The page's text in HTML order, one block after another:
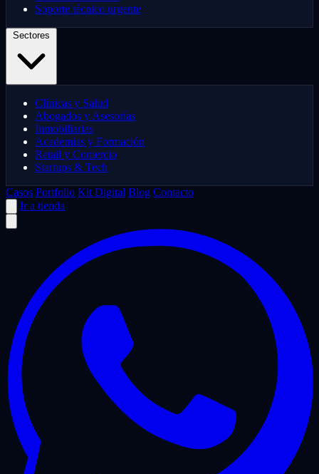
Soporte técnico urgente
Clínicas y Salud
Abogados y Asesorías
Inmobiliarias
Academias y Formación
Retail y Comercio
Startups & Tech
Casos Portfolio Kit Digital Blog Contacto
Ir a tienda